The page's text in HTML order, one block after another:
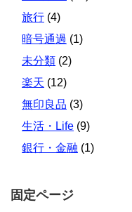
旅行 (4)
暗号通過 (1)
未分類 (2)
楽天 (12)
無印良品 (3)
生活・Life (9)
銀行・金融 (1)
固定ページ